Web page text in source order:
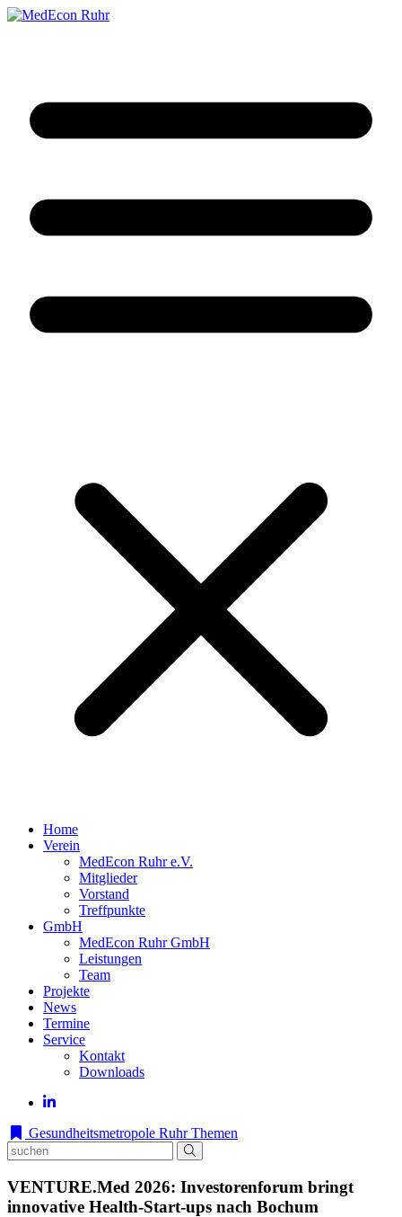
Home
Verein
MedEcon Ruhr e.V.
Mitglieder
Vorstand
Treffpunkte
GmbH
MedEcon Ruhr GmbH
Leistungen
Team
Projekte
News
Termine
Service
Kontakt
Downloads
Gesundheitsmetropole Ruhr Themen
VENTURE.Med 2026: Investorenforum bringt
innovative Health-Start-ups nach Bochum